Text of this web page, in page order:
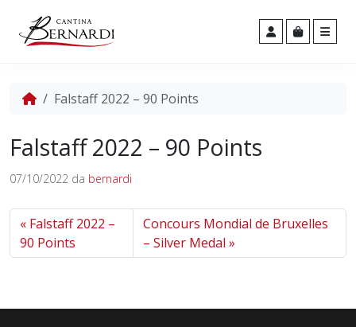
Account
Cart
HomeFalstaff 2022 – 90 Points
Falstaff 2022 – 90 Points
07/10/2022 da bernardi
Falstaff 2022 –
90 Points
Concours Mondial de Bruxelles
– Silver Medal